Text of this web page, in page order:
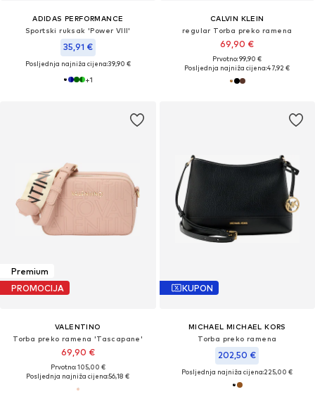
ADIDAS PERFORMANCE
Sportski ruksak 'Power VIII'
35,91 €
Posljednja najniža cijena:39,90 €
+1
CALVIN KLEIN
regular Torba preko ramena
69,90 €
Prvotno: 99,90 €
Posljednja najniža cijena:47,92 €
Premium
PROMOCIJA
VALENTINO
Torba preko ramena 'Tascapane'
69,90 €
Prvotno: 105,00 €
Posljednja najniža cijena:56,18 €
KUPON
MICHAEL MICHAEL KORS
Torba preko ramena
202,50 €
Posljednja najniža cijena:225,00 €